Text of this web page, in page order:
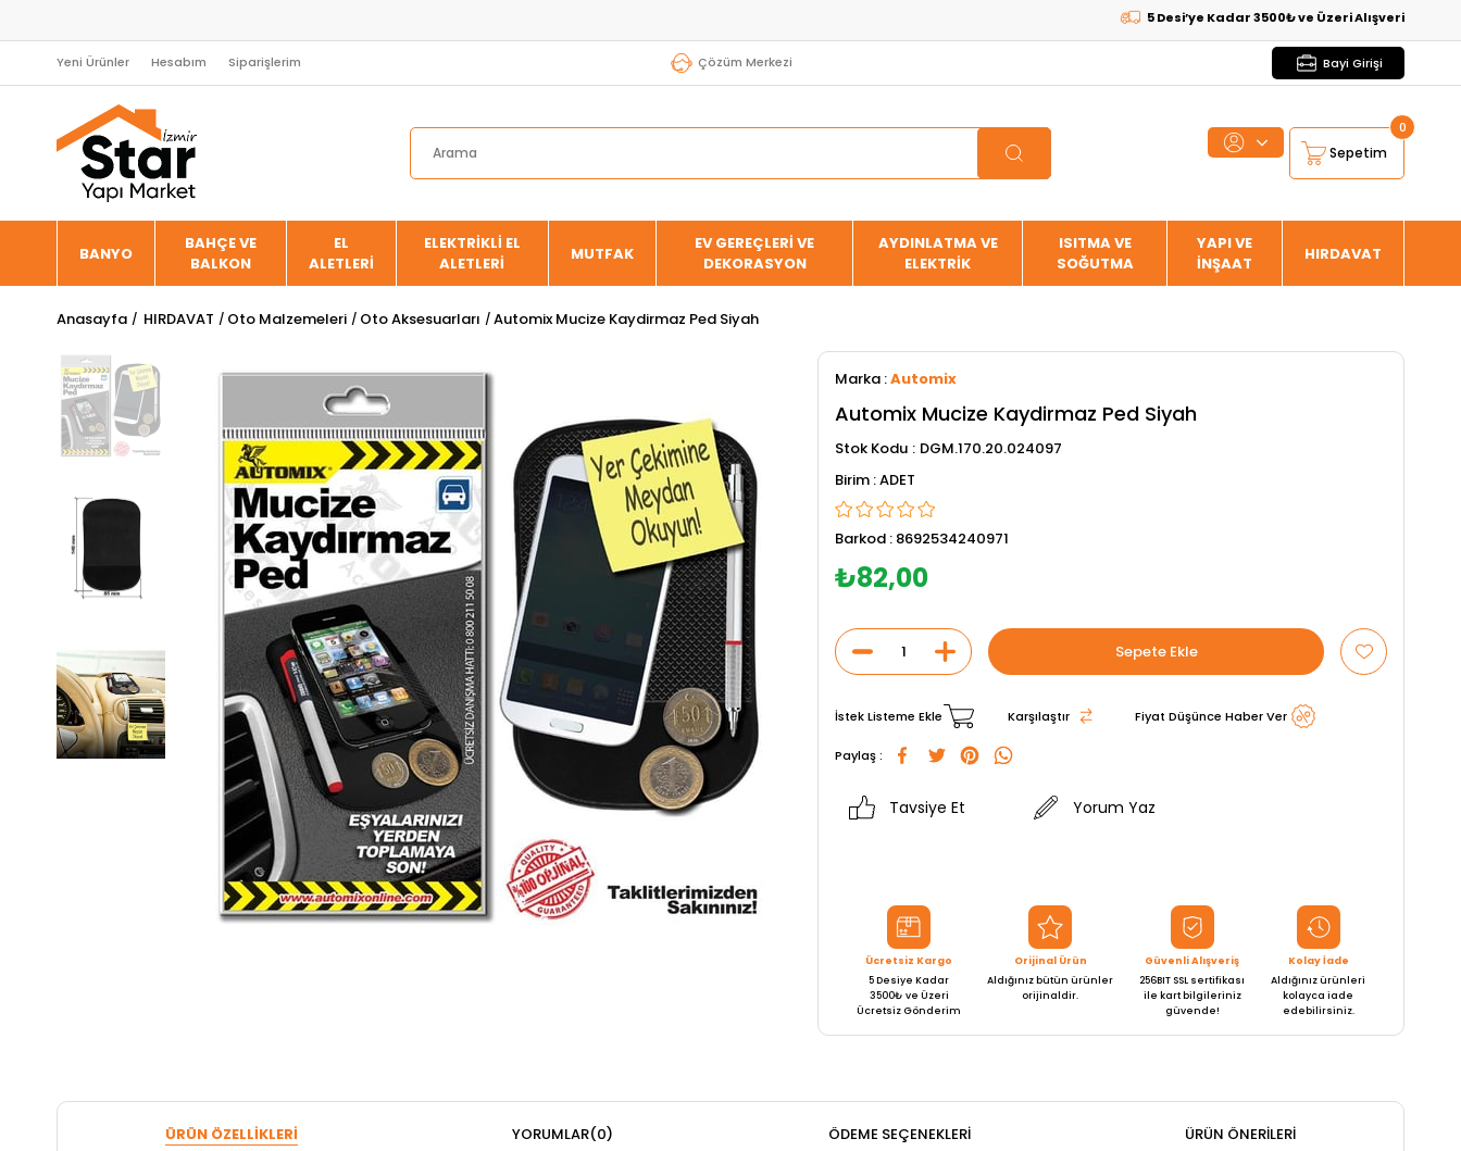
5 Desi’ye Kadar 3500₺ ve Üzeri AlışverişlerdeKARGO
Yeni Ürünler Hesabım Siparişlerim Çözüm Merkezi Bayi Girişi
Sepetim
0
BANYO
BAHÇE VE
BALKON
EL
ALETLERİ
ELEKTRİKLİ EL
ALETLERİ
MUTFAK
EV GEREÇLERİ VE
DEKORASYON
AYDINLATMA VE
ELEKTRİK
ISITMA VE
SOĞUTMA
YAPI VE
İNŞAAT
HIRDAVAT
Anasayfa HIRDAVAT Oto Malzemeleri Oto Aksesuarları Automix Mucize Kaydirmaz Ped Siyah
Marka :Automix
Automix Mucize Kaydirmaz Ped Siyah
Stok Kodu
DGM.170.20.024097
ADET
Barkod : 8692534240971
₺82,00
İstek Listeme Ekle Karşılaştır Fiyat Düşünce Haber Ver
Paylaş :
Tavsiye Et Yorum Yaz
Ücretsiz Kargo
5 Desiye Kadar
3500₺ ve Üzeri
Ücretsiz Gönderim
Orijinal Ürün
Aldığınız bütün ürünler
orijinaldir.
Güvenli Alışveriş
256BIT SSL sertifikası
ile kart bilgileriniz
güvende!
Kolay İade
Aldığınız ürünleri
kolayca iade
edebilirsiniz.
ÜRÜN ÖZELLIKLERI YORUMLAR(0) ÖDEME SEÇENEKLERI ÜRÜN ÖNERILERI